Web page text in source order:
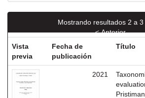
Mostrando resultados 2 a 3
< Anterior
Vista
previa
Fecha de
publicación
Título
2021